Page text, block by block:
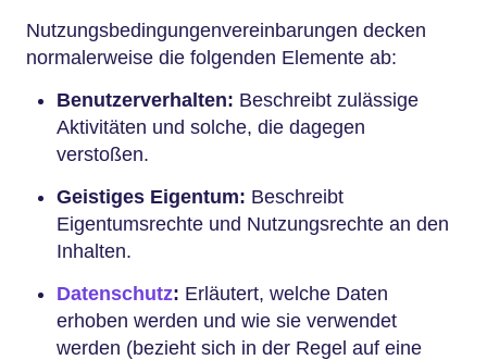
Nutzungsbedingungenvereinbarungen decken
normalerweise die folgenden Elemente ab:
Benutzerverhalten: Beschreibt zulässige
Aktivitäten und solche, die dagegen
verstoßen.
Geistiges Eigentum: Beschreibt
Eigentumsrechte und Nutzungsrechte an den
Inhalten.
Datenschutz: Erläutert, welche Daten
erhoben werden und wie sie verwendet
werden (bezieht sich in der Regel auf eine